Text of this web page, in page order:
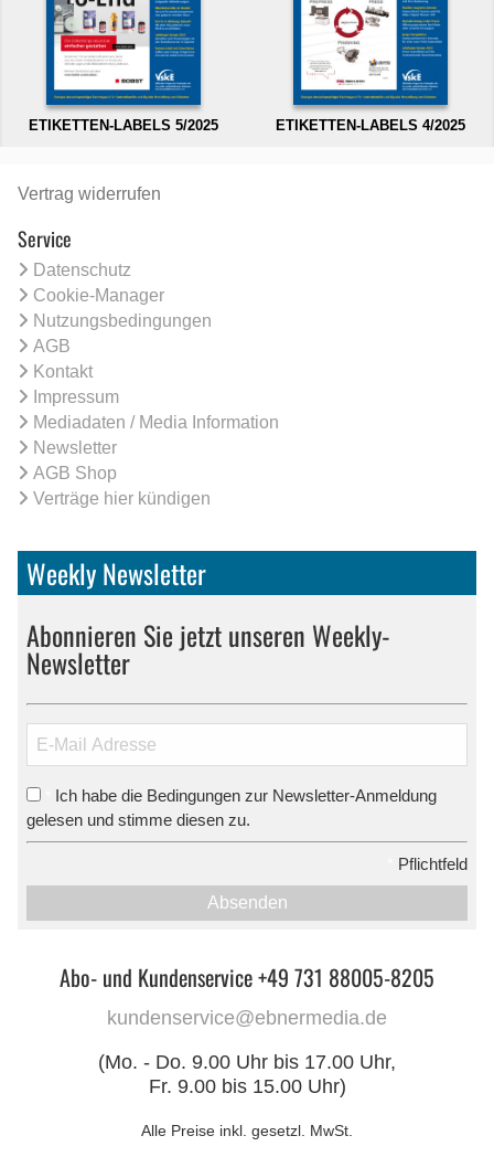
ETIKETTEN-LABELS 5/2025 ETIKETTEN-LABELS 4/2025
Vertrag widerrufen
Service
Datenschutz
Cookie-Manager
Nutzungsbedingungen
AGB
Kontakt
Impressum
Mediadaten / Media Information
Newsletter
AGB Shop
Verträge hier kündigen
Weekly Newsletter
Abonnieren Sie jetzt unseren Weekly-
Newsletter
Ich habe die Bedingungen zur Newsletter-Anmeldung
gelesen und stimme diesen zu.
Pflichtfeld
Absenden
Abo- und Kundenservice +49 731 88005-8205
kundenservice@ebnermedia.de
(Mo. - Do. 9.00 Uhr bis 17.00 Uhr,
Fr. 9.00 bis 15.00 Uhr)
Alle Preise inkl. gesetzl. MwSt.